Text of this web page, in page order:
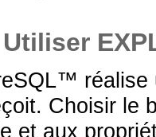
Utiliser
™ réalise
Choisir le
et aux